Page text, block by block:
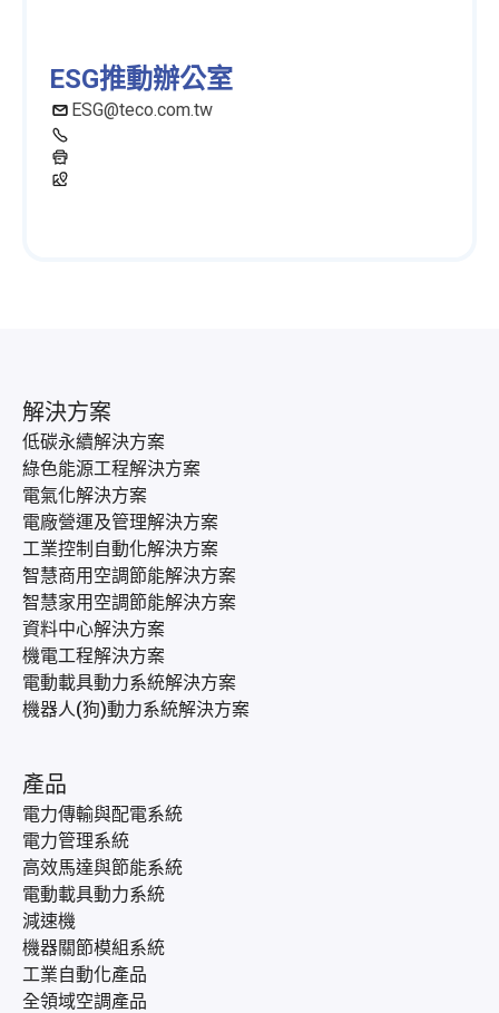
ESG推動辦公室
ESG@teco.com.tw
解決方案
低碳永續解決方案
綠色能源工程解決方案
電氣化解決方案
電廠營運及管理解決方案
工業控制自動化解決方案
智慧商用空調節能解決方案
智慧家用空調節能解決方案
資料中心解決方案
機電工程解決方案
電動載具動力系統解決方案
機器人(狗)動力系統解決方案
產品
電力傳輸與配電系統
電力管理系統
高效馬達與節能系統
電動載具動力系統
減速機
機器關節模組系統
工業自動化產品
全領域空調產品